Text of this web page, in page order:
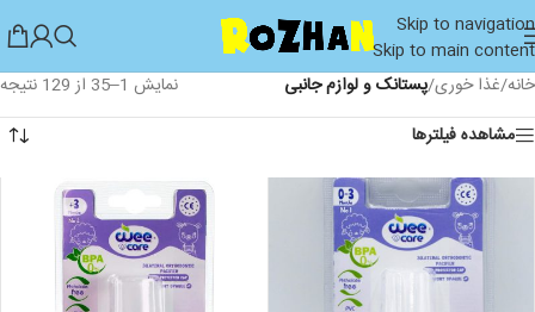
Skip to navigation
Skip to main content
خانه/غذا خوری/پستانک و لوازم جانبی
نمایش 1–35 از 129 نتیجه
مشاهده فیلترها